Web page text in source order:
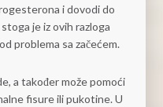
i dovodi do
je iz ovih razloga
problema sa začećem.
a također može pomoći
fisure ili pukotine. U